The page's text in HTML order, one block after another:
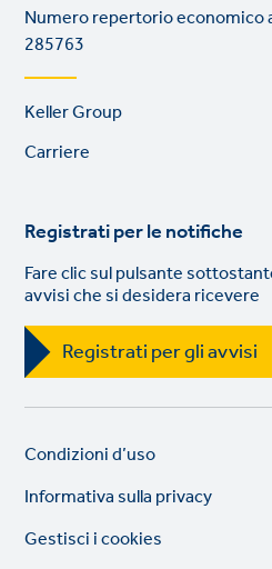
Numero repertorio economico
285763
Footer
links
Keller Group
Carriere
Registrati per le notifiche
Fare clic sul pulsante
avvisi che si desidera ricevere
Registrati per gli avvisi
Legal
Condizioni d’uso
Informativa sulla privacy
Gestisci i cookies